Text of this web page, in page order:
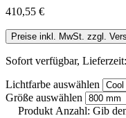
410,55 €
Preise inkl. MwSt. zzgl.
Sofort verfügbar,
Lichtfarbe auswählen
Größe auswählen
Produkt Anzahl: Gib